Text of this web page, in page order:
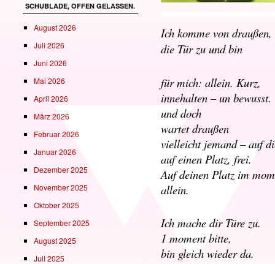
Ich komme von draußen,
die Tür zu und bin
für mich: allein. Kurz,
innehalten – un bewusst.
und doch
wartet draußen
vielleicht jemand – auf
auf einen Platz, frei.
Auf deinen Platz im
allein.
Ich mache dir Türe zu.
1 moment bitte,
bin gleich wieder da.
SCHUBLADE, OFFEN GELASSEN.
August 2026
Juli 2026
Juni 2026
Mai 2026
April 2026
März 2026
Februar 2026
Januar 2026
Dezember 2025
November 2025
Oktober 2025
September 2025
August 2025
Juli 2025